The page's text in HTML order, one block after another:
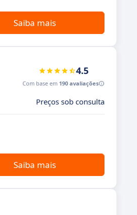
Saiba mais
4.5
Com base em 190 avaliações
Preços sob consulta
Saiba mais